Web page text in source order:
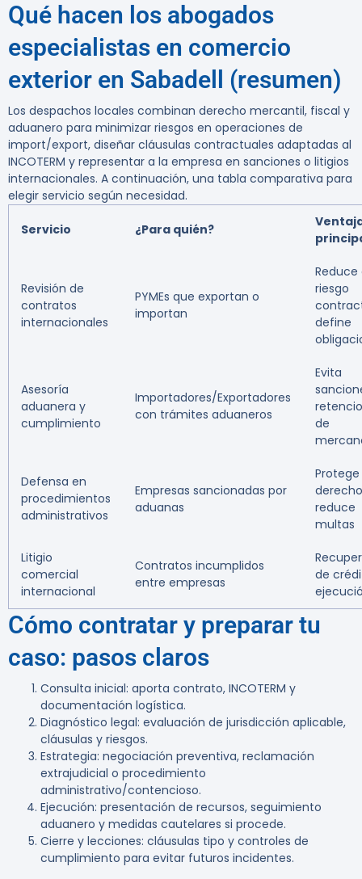
Qué hacen los abogados
especialistas en comercio
exterior en Sabadell (resumen)
Los despachos locales combinan derecho mercantil, fiscal y
aduanero para minimizar riesgos en operaciones de
import/export, diseñar cláusulas contractuales adaptadas al
INCOTERM y representar a la empresa en sanciones o litigios
internacionales. A continuación, una tabla comparativa para
elegir servicio según necesidad.
Servicio ¿Para quién?
Revisión de
contratos
internacionales
PYMEs que exportan o
importan
Reduce
riesgo
define
Asesoría
aduanera y
cumplimiento
Importadores/Exportadores
con trámites aduaneros
Evita
de
Defensa en
procedimientos
administrativos
Empresas sancionadas por
aduanas
Protege
reduce
multas
Litigio
comercial
internacional
Contratos incumplidos
entre empresas
de
Cómo contratar y preparar tu
caso: pasos claros
Consulta inicial: aporta contrato, INCOTERM y
documentación logística.
Diagnóstico legal: evaluación de jurisdicción aplicable,
cláusulas y riesgos.
Estrategia: negociación preventiva, reclamación
extrajudicial o procedimiento
administrativo/contencioso.
Ejecución: presentación de recursos, seguimiento
aduanero y medidas cautelares si procede.
Cierre y lecciones: cláusulas tipo y controles de
cumplimiento para evitar futuros incidentes.